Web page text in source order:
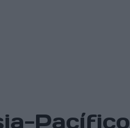
Pacífico